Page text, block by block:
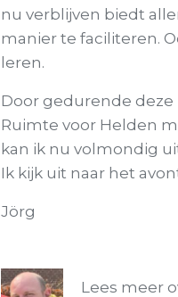
nu verblijven biedt
manier te faciliteren.
leren.
Door gedurende
Ruimte voor Helden
kan ik nu volmondig
Ik kijk uit naar het
Jörg
Lees meer